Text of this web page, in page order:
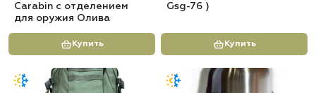
Carabin с отделением
для оружия Олива
Купить
Gsg-76 )
Купить